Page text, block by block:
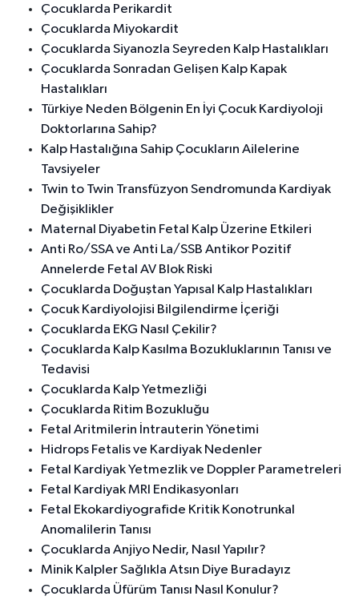
Çocuklarda Perikardit
Çocuklarda Miyokardit
Çocuklarda Siyanozla Seyreden Kalp Hastalıkları
Çocuklarda Sonradan Gelişen Kalp Kapak
Hastalıkları
Türkiye Neden Bölgenin En İyi Çocuk Kardiyoloji
Doktorlarına Sahip?
Kalp Hastalığına Sahip Çocukların Ailelerine
Tavsiyeler
Twin to Twin Transfüzyon Sendromunda Kardiyak
Değişiklikler
Maternal Diyabetin Fetal Kalp Üzerine Etkileri
Anti Ro/SSA ve Anti La/SSB Antikor Pozitif
Annelerde Fetal AV Blok Riski
Çocuklarda Doğuştan Yapısal Kalp Hastalıkları
Çocuk Kardiyolojisi Bilgilendirme İçeriği
Çocuklarda EKG Nasıl Çekilir?
Çocuklarda Kalp Kasılma Bozukluklarının Tanısı ve
Tedavisi
Çocuklarda Kalp Yetmezliği
Çocuklarda Ritim Bozukluğu
Fetal Aritmilerin İntrauterin Yönetimi
Hidrops Fetalis ve Kardiyak Nedenler
Fetal Kardiyak Yetmezlik ve Doppler Parametreleri
Fetal Kardiyak MRI Endikasyonları
Fetal Ekokardiyografide Kritik Konotrunkal
Anomalilerin Tanısı
Çocuklarda Anjiyo Nedir, Nasıl Yapılır?
Minik Kalpler Sağlıkla Atsın Diye Buradayız
Çocuklarda Üfürüm Tanısı Nasıl Konulur?